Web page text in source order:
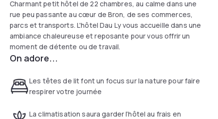
Charmant petit hôtel de 22 chambres, au calme dans une
rue peu passante au cœur de Bron, de ses commerces,
parcs et transports. L'hôtel Dau Ly vous accueille dans une
ambiance chaleureuse et reposante pour vous offrir un
moment de détente ou de travail.
On adore...
Les têtes de lit font un focus sur la nature pour faire
respirer votre journée
La climatisation saura garder l’hôtel au frais en